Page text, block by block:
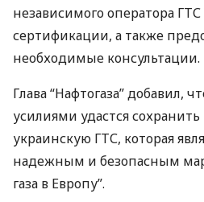
независимого оператора ГТС
сертификации, а также
необходимые консультации.
Глава “Нафтогаза” добавил,
усилиями удастся сохранить
украинскую ГТС, которая
надежным и безопасным
газа в Европу”.